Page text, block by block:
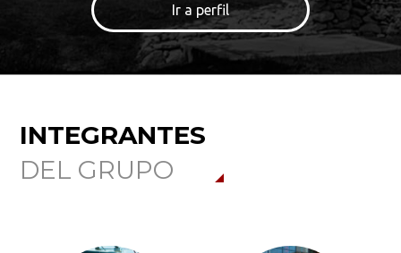
Ir a perfil
INTEGRANTES
DEL GRUPO